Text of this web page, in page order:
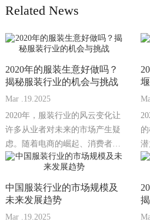
Related News
2020年的服装生意好做吗？
揭秘服装行业的机会与挑战
Mar .19.2025
2020年，服装行业的风云变化让
许多从业者对未来的市场产生疑
虑。随着电商的崛起、消费者需
求的变化以及...
潜
中国服装行业的市场规模及
未来发展趋势
Mar .19.2025